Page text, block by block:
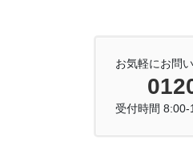
お気軽にお問
受付時間 8:00-